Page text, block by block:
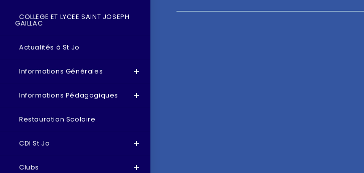
COLLEGE ET LYCEE SAINT JOSEPH
GAILLAC
Actualités à St Jo
Informations Générales
Informations Pédagogiques
Restauration Scolaire
CDI St Jo
Clubs